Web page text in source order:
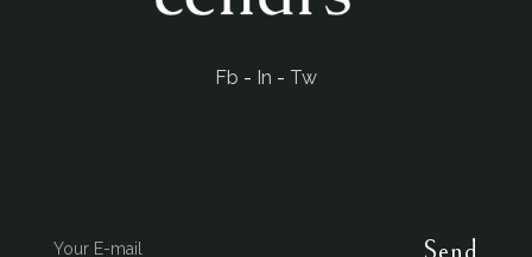
Fb - In - Tw